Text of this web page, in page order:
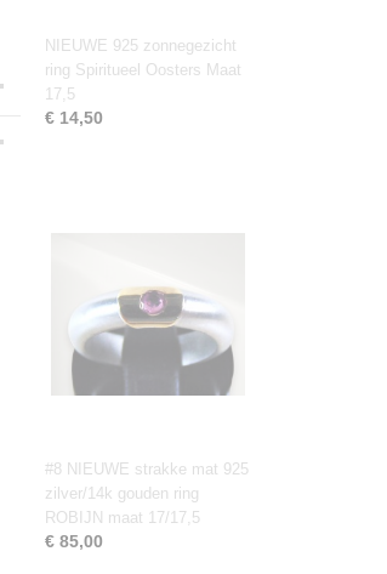
NIEUWE 925 zonnegezicht
ring Spiritueel Oosters Maat
17,5
€ 14,50
#8 NIEUWE strakke mat 925
zilver/14k gouden ring
ROBIJN maat 17/17,5
€ 85,00